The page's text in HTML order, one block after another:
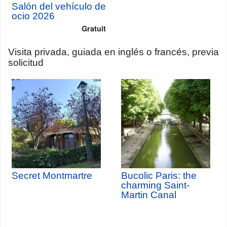
Salón del vehículo de
ocio 2026
Gratuit
Visita privada, guiada en inglés o francés, previa
solicitud
Secret Montmartre
Bucolic Paris: the
charming Saint-
Martin Canal